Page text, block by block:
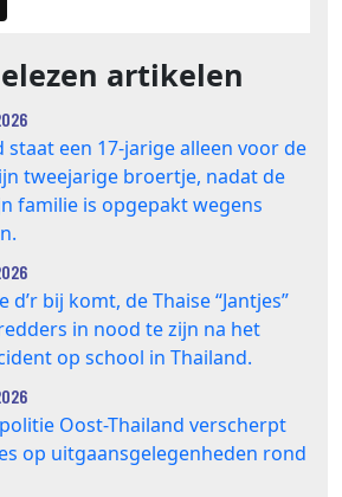
artikelen
staat een 17‑jarige alleen voor de
tweejarige broertje, nadat de
familie is opgepakt wegens
d’r bij komt, de Thaise “Jantjes”
in nood te zijn na het
op school in Thailand.
Oost-Thailand verscherpt
op uitgaansgelegenheden rond